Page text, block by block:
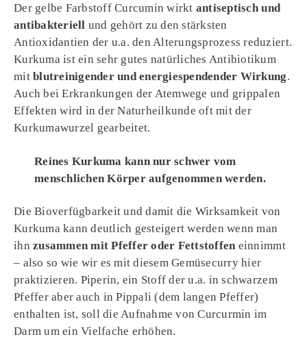
Der gelbe Farbstoff Curcumin wirkt antiseptisch und
antibakteriell und gehört zu den stärksten
Antioxidantien der u.a. den Alterungsprozess reduziert.
Kurkuma ist ein sehr gutes natürliches Antibiotikum
mitblutreinigender und energiespendender Wirkung.
Auch bei Erkrankungen der Atemwege und grippalen
Effekten wird in der Naturheilkunde oft mit der
Kurkumawurzel gearbeitet.
Reines Kurkuma kann nur schwer vom
menschlichen Körper aufgenommen werden.
Die Bioverfügbarkeit und damit die Wirksamkeit von
Kurkuma kann deutlich gesteigert werden wenn man
ihnzusammen mit Pfeffer oder Fettstoffen einnimmt
– also so wie wir es mit diesem Gemüsecurry hier
praktizieren. Piperin, ein Stoff der u.a. in schwarzem
Pfeffer aber auch in Pippali (dem langen Pfeffer)
enthalten ist, soll die Aufnahme von Curcurmin im
Darm um ein Vielfache erhöhen.